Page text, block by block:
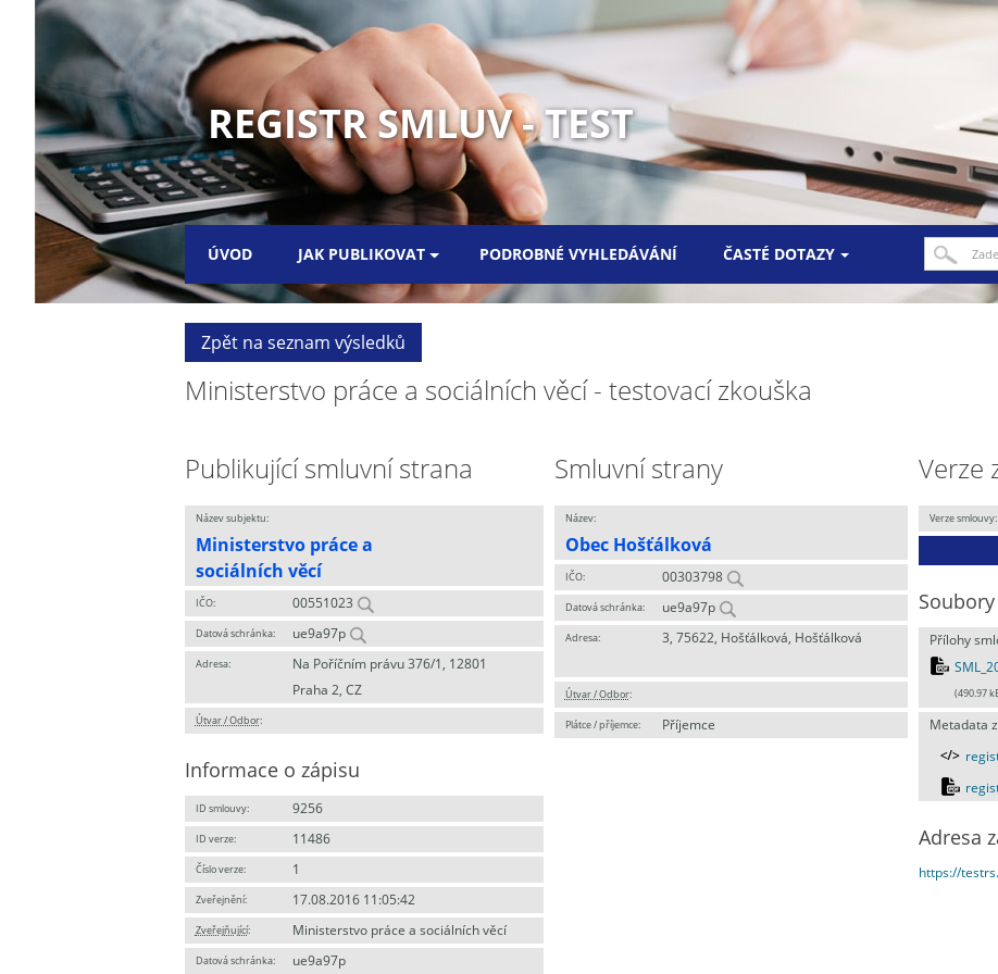
REGISTR SMLUV - TEST
ÚVOD JAK PUBLIKOVAT PODROBNÉ VYHLEDÁVÁNÍ ČASTÉ DOTAZY
Zpět na seznam výsledků
Ministerstvo práce a sociálních věcí - testovací zkouška
Publikující smluvní strana
Název subjektu:
Ministerstvo práce a
sociálních věcí
IČO: 00551023
Datová schránka: ue9a97p
Adresa:
Na Poříčním právu 376/1, 12801
Praha 2, CZ
Útvar / Odbor:
Informace o zápisu
ID smlouvy: 9256
ID verze: 11486
Číslo verze: 1
Zveřejnění: 17.08.2016 11:05:42
Zveřejňující: Ministerstvo práce a sociálních věcí
Datová schránka: ue9a97p
Smluvní strany
Název:
Obec Hošťálková
IČO: 00303798
Datová schránka: ue9a97p
Adresa: 3, 75622, Hošťálková, Hošťálková
Útvar / Odbor:
Plátce / příjemce: Příjemce
Verze
Verze smlouvy:
Soubory
Přílohy
(490.97
Metadata
Adresa
https://